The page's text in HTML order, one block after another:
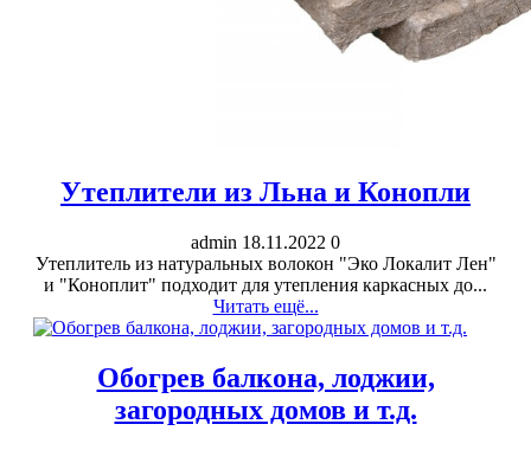
Утеплители из Льна и Конопли
admin 18.11.2022 0
Утеплитель из натуральных волокон "Эко Локалит Лен"
и "Коноплит" подходит для утепления каркасных до...
Читать ещё...
Обогрев балкона, лоджии,
загородных домов и т.д.